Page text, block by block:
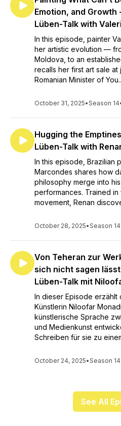
Emotion, and
Lüben-Talk with
In this episode, painter
her artistic evolution —
Moldova, to an
recalls her first art sale
Romanian Minister of
October 31, 2025•Season 14
Hugging the
Lüben-Talk with
In this episode, Brazilian
Marcondes shares how
philosophy merge into
performances. Trained in
movement, Renan
October 28, 2025•Season 14
Von Teheran zur
sich nicht sagen
Lüben-Talk mit
In dieser Episode erzählt
Künstlerin Niloofar
künstlerische Sprache
und Medienkunst
Schreiben für sie zu
October 24, 2025•Season 14
See All